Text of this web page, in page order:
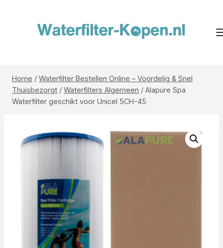
Home / Waterfilter Bestellen Online – Voordelig & Snel
Thuisbezorgt / Waterfilters Algemeen / Alapure Spa
Waterfilter geschikt voor Unicel 5CH-45